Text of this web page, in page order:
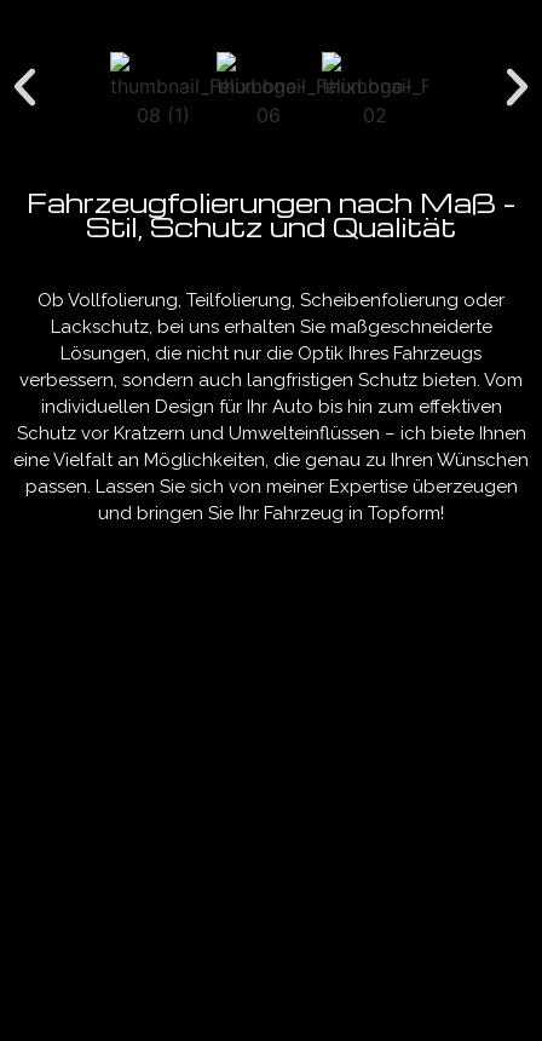
Fahrzeugfolierungen nach Maß –
Stil, Schutz und Qualität
Ob Vollfolierung, Teilfolierung, Scheibenfolierung oder
Lackschutz, bei uns erhalten Sie maßgeschneiderte
Lösungen, die nicht nur die Optik Ihres Fahrzeugs
verbessern, sondern auch langfristigen Schutz bieten. Vom
individuellen Design für Ihr Auto bis hin zum effektiven
Schutz vor Kratzern und Umwelteinflüssen – ich biete Ihnen
eine Vielfalt an Möglichkeiten, die genau zu Ihren Wünschen
passen. Lassen Sie sich von meiner Expertise überzeugen
und bringen Sie Ihr Fahrzeug in Topform!